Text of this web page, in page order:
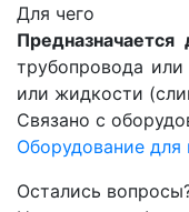
Для чего
Предназначается
трубопровода
или жидкости
Связано с
Оборудование
Остались